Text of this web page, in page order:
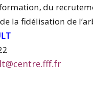
, du
la fidélisation de